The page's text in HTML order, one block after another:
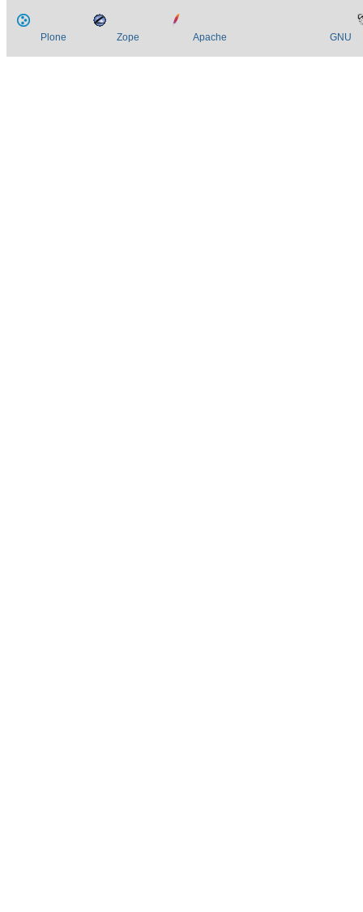
Plone Zope Apache GNU